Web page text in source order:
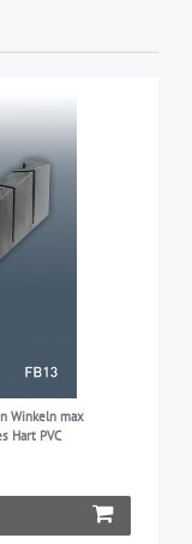
Winkeln max
Hart PVC